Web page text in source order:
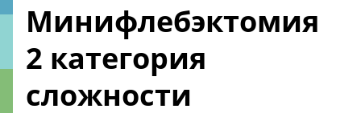
Минифлебэктомия
2 категория
сложности